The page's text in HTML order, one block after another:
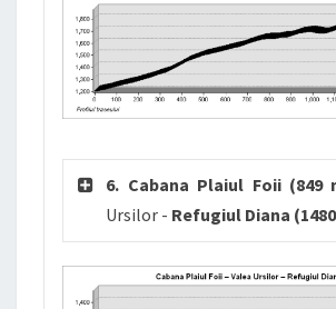
6. Cabana Plaiul Foii (849
Ursilor - Refugiul Diana